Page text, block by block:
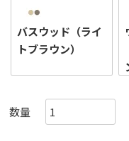
バスウッド（ライ
トブラウン）